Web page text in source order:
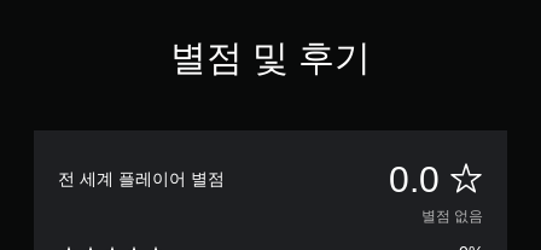
별점 및 후기
전 세계 플레이어 별점 0.0 별
점
별점 없음